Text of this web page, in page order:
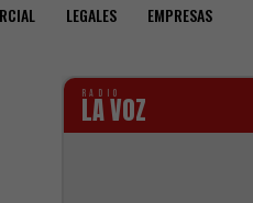
LEGALES EMPRESAS